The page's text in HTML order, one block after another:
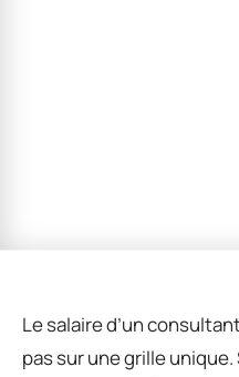
Le salaire d’un
pas sur une grille